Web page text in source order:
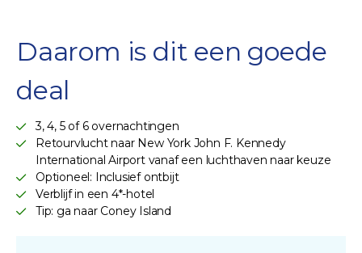
Daarom is dit een goede
deal
3, 4, 5 of 6 overnachtingen
Retourvlucht naar New York John F. Kennedy
International Airport vanaf een luchthaven naar keuze
Optioneel: Inclusief ontbijt
Verblijf in een 4*-hotel
Tip: ga naar Coney Island